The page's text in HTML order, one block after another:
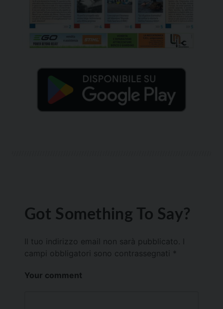
Got Something To Say?
Il tuo indirizzo email non sarà pubblicato.
campi obbligatori sono contrassegnati *
Your comment